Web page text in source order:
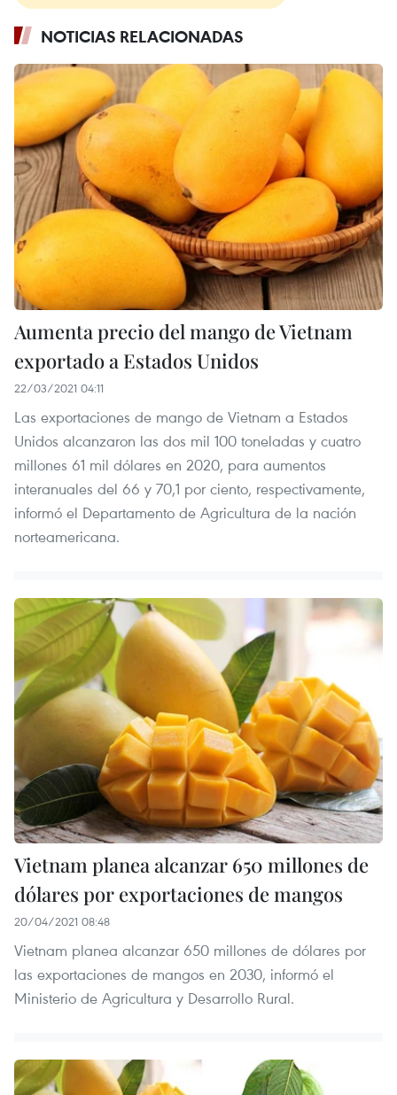
NOTICIAS RELACIONADAS
Aumenta precio del mango de Vietnam
exportado a Estados Unidos
22/03/2021 04:11
Las exportaciones de mango de Vietnam a Estados
Unidos alcanzaron las dos mil 100 toneladas y cuatro
millones 61 mil dólares en 2020, para aumentos
interanuales del 66 y 70,1 por ciento, respectivamente,
informó el Departamento de Agricultura de la nación
norteamericana.
Vietnam planea alcanzar 650 millones de
dólares por exportaciones de mangos
20/04/2021 08:48
Vietnam planea alcanzar 650 millones de dólares por
las exportaciones de mangos en 2030, informó el
Ministerio de Agricultura y Desarrollo Rural.